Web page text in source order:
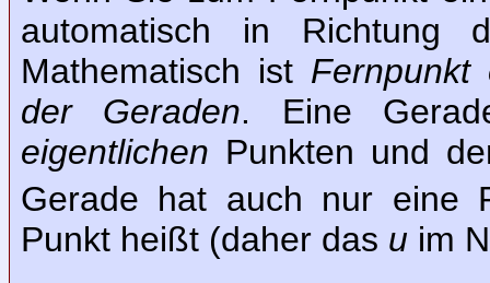
automatisch in Richtung
Mathematisch ist Fernpunkt
der Geraden. Eine
eigentlichen Punkten und
Gerade hat auch nur eine
Punkt heißt (daher das u im